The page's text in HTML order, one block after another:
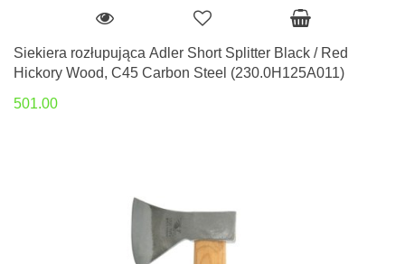
Siekiera rozłupująca Adler Short Splitter Black / Red
Hickory Wood, C45 Carbon Steel (230.0H125A011)
501.00